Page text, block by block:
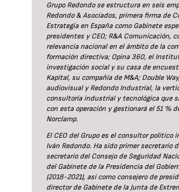
Grupo Redondo se estructura en seis
Redondo & Asociados, primera firma de
Estrategia en España como Gabinete
presidentes y CEO; R&A Comunicación,
relevancia nacional en el ámbito de la
formación directiva; Opina 360, el
investigación social y su casa de
Kapital, su compañía de M&A; Double
audiovisual y Redondo Industrial, la
consultoría industrial y tecnológica que
con esta operación y gestionará el 51 %
Norclamp.
El CEO del Grupo es el consultor político
Iván Redondo. Ha sido primer secretario
secretario del Consejo de Seguridad
del Gabinete de la Presidencia del
(2018-2021), así como consejero de
director de Gabinete de la Junta de